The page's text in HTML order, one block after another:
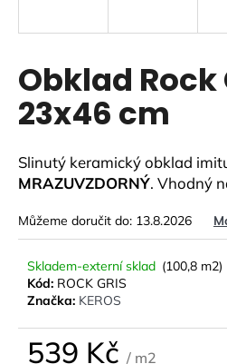
Obklad Rock
23x46 cm
Slinutý keramický obklad
MRAZUVZDORNÝ. Vhodný
Můžeme doručit do: 13.8.2026
Skladem-externí sklad (100,8 m2)
Kód: ROCK GRIS
Značka: KEROS
539 Kč / m2
í
t
?
D
o
p